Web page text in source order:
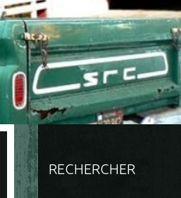
RECHERCHER